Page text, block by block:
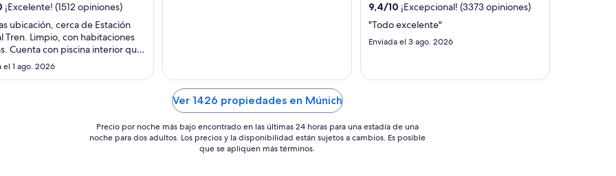
por
noche
es
de
¡Excelente! (1512 opiniones)
ubicación, cerca de Estación
Tren. Limpio, con habitaciones
Cuenta con piscina interior que
en día de mucho calor."
el 1 ago. 2026
por
9,4/10 ¡Excepcional! (3373 opiniones)
"Todo excelente"
Enviada el 3 ago. 2026
Ver 1426 propiedades en Múnich
Precio por noche más bajo encontrado en las últimas 24 horas para una estadía de una
noche para dos adultos. Los precios y la disponibilidad están sujetos a cambios. Es posible
que se apliquen más términos.